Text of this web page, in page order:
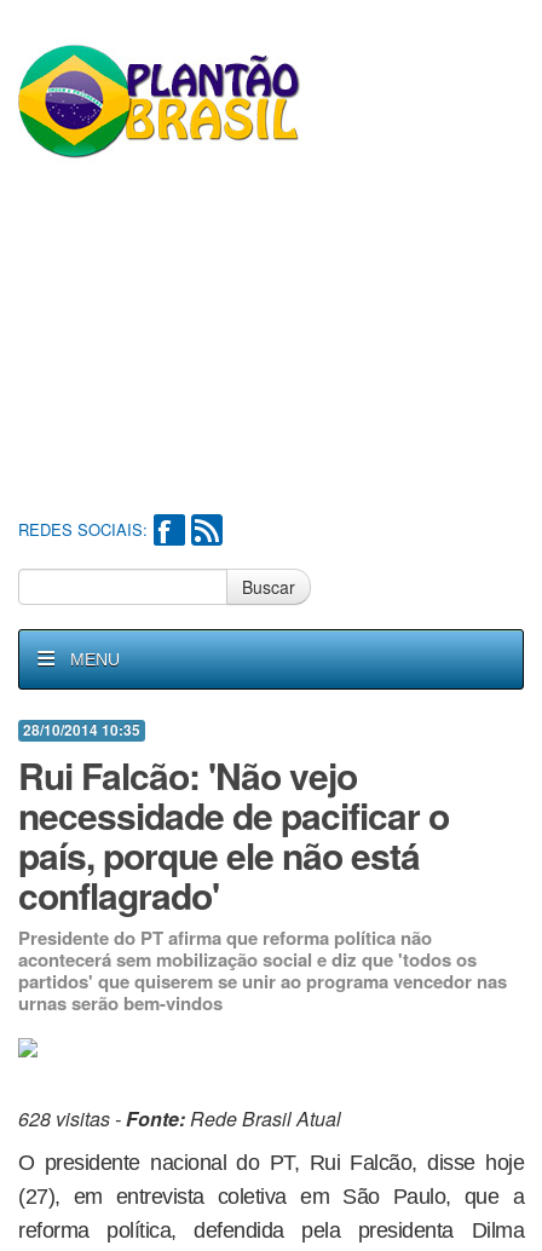
REDES SOCIAIS:
Buscar
MENU
28/10/2014 10:35
Rui Falcão: 'Não vejo
necessidade de pacificar o
país, porque ele não está
conflagrado'
Presidente do PT afirma que reforma política não
acontecerá sem mobilização social e diz que 'todos os
partidos' que quiserem se unir ao programa vencedor nas
urnas serão bem-vindos
628 visitas -Fonte:Rede Brasil Atual
O presidente nacional do PT, Rui Falcão, disse hoje
(27), em entrevista coletiva em São Paulo, que a
reforma política, defendida pela presidenta Dilma